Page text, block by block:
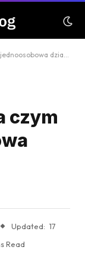
w Niderlandach?
czym
Updated: 17
Read